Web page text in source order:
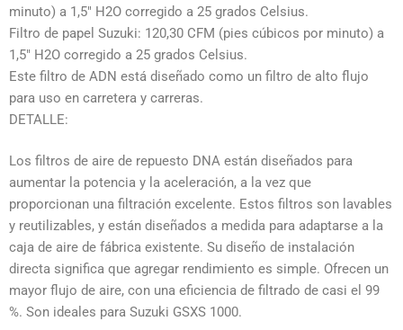
minuto) a 1,5″ H2O corregido a 25 grados Celsius.
Filtro de papel Suzuki: 120,30 CFM (pies cúbicos por minuto) a
1,5″ H2O corregido a 25 grados Celsius.
Este filtro de ADN está diseñado como un filtro de alto flujo
para uso en carretera y carreras.
DETALLE:
Los filtros de aire de repuesto DNA están diseñados para
aumentar la potencia y la aceleración, a la vez que
proporcionan una filtración excelente. Estos filtros son lavables
y reutilizables, y están diseñados a medida para adaptarse a la
caja de aire de fábrica existente. Su diseño de instalación
directa significa que agregar rendimiento es simple. Ofrecen un
mayor flujo de aire, con una eficiencia de filtrado de casi el 99
%. Son ideales para Suzuki GSXS 1000.